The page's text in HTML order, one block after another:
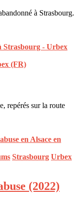
à Strasbourg.
(FR)
repérés sur la route
Strasbourg Urbex
(2022)